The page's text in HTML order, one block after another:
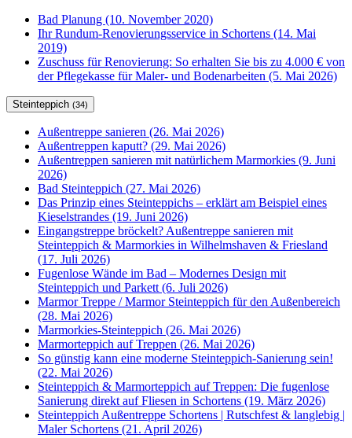
Bad Planung (10. November 2020)
Ihr Rundum-Renovierungsservice in Schortens (14. Mai
2019)
Zuschuss für Renovierung: So erhalten Sie bis zu 4.000 € von
der Pflegekasse für Maler- und Bodenarbeiten (5. Mai 2026)
Steinteppich (34)
Außentreppe sanieren (26. Mai 2026)
Außentreppen kaputt? (29. Mai 2026)
Außentreppen sanieren mit natürlichem Marmorkies (9. Juni
2026)
Bad Steinteppich (27. Mai 2026)
Das Prinzip eines Steinteppichs – erklärt am Beispiel eines
Kieselstrandes (19. Juni 2026)
Eingangstreppe bröckelt? Außentreppe sanieren mit
Steinteppich & Marmorkies in Wilhelmshaven & Friesland
(17. Juli 2026)
Fugenlose Wände im Bad – Modernes Design mit
Steinteppich und Parkett (6. Juli 2026)
Marmor Treppe / Marmor Steinteppich für den Außenbereich
(28. Mai 2026)
Marmorkies-Steinteppich (26. Mai 2026)
Marmorteppich auf Treppen (26. Mai 2026)
So günstig kann eine moderne Steinteppich-Sanierung sein!
(22. Mai 2026)
Steinteppich & Marmorteppich auf Treppen: Die fugenlose
Sanierung direkt auf Fliesen in Schortens (19. März 2026)
Steinteppich Außentreppe Schortens | Rutschfest & langlebig |
Maler Schortens (21. April 2026)